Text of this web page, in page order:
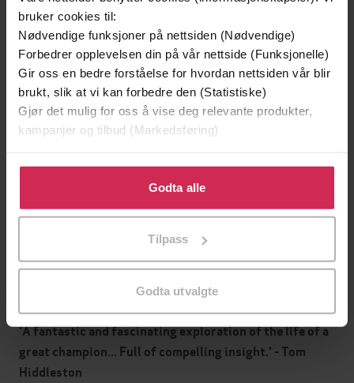
bruker cookies til:
Nødvendige funksjoner på nettsiden (Nødvendige)
Forbedrer opplevelsen din på vår nettside (Funksjonelle)
Gir oss en bedre forståelse for hvordan nettsiden vår blir
brukt, slik at vi kan forbedre den (Statistiske)
Gjør det mulig for oss å vise deg relevante produkter,
kampanjer og tilbud (Markedsføring)
Klikk på «Godta alle» for å gi oss ditt samtykke til å
bruke cookies for alle disse formålene. Du kan også
tilpasse ditt samtykke til spesifikke formål ved å klikke
Godta alle
Tilpass
Godta utvalgte
Utgitt 04.07.2024
Sjanger Biografier ,Dokumentar og fakta,Hobby og
fritid,Sport og fritid
Språk English
Format epub
ISBN 9781788405188
Om boken
'A fantastic and fascinating exploration of the life of a
great champion... Full of compelling insight.' - Tom
Hiddleston